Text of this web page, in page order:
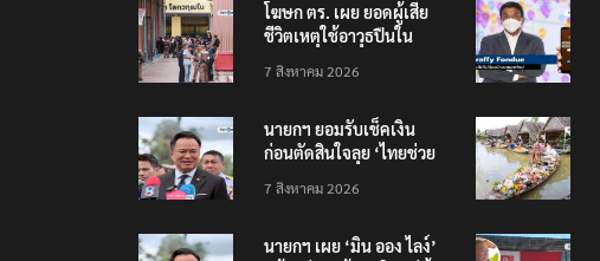
โฆษก ตร. เผย ยอดผู้เสีย
ชีวิตเหตุใช้อาวุธปืนใน
7 สิงหาคม 2026
นายกฯ ยอมรับเช็คเงิน
ก่อนตัดสินใจลุย ‘ไทยช่วย
7 สิงหาคม 2026
นายกฯ เผย ‘มิน ออง ไลง์’